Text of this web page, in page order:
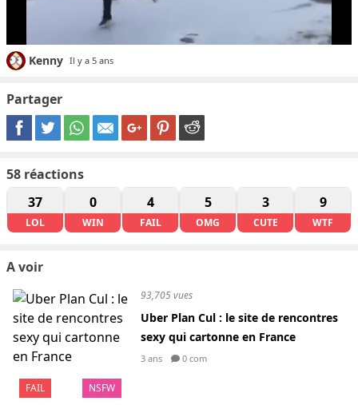
Kenny Il y a 5 ans
Partager
58 réactions
37
LOL
0
WIN
4
FAIL
5
OMG
3
CUTE
9
WTF
A voir
FAIL NSFW
93,705 vues
Uber Plan Cul : le site de rencontres
sexy qui cartonne en France
3 ans 0 com